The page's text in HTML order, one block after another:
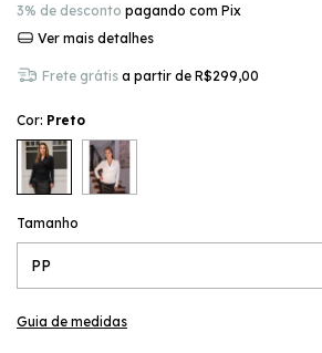
3% de desconto pagando com Pix
Ver mais detalhes
Frete grátis a partir de R$299,00
Cor: Preto
Tamanho
Guia de medidas